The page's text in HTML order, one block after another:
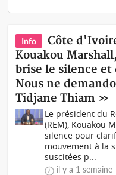
Info
Côte
Kouakou
brise le silence
Nous ne
Tidjane Thiam »
Le président du
(REM), Kouakou
silence pour
mouvement à la
suscitées p...
il y a 1 semaine